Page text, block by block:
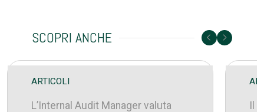
SCOPRI ANCHE
RESPONSABILITÀ E
FORMAZIONE
ARTICOLI
L’Internal Audit Manager valuta